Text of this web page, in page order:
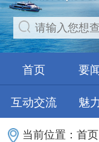
首页 要
互动交流
魅
当前位置：首页